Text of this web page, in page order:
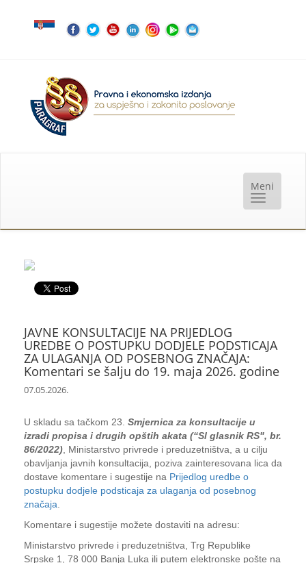
JAVNE KONSULTACIJE NA PRIJEDLOG
UREDBE O POSTUPKU DODJELE PODSTICAJA
ZA ULAGANJA OD POSEBNOG ZNAČAJA:
Komentari se šalju do 19. maja 2026. godine
07.05.2026.
U skladu sa tačkom 23. Smjernica za konsultacije u
izradi propisa i drugih opštih akata (“Sl glasnik RS", br.
86/2022) , Ministarstvo privrede i preduzetništva, a u cilju
obavljanja javnih konsultacija, poziva zainteresovana lica da
dostave komentare i sugestije na Prijedlog uredbe o
postupku dodjele podsticaja za ulaganja od posebnog
značaja
Komentare i sugestije možete dostaviti na adresu:
Ministarstvo privrede i preduzetništva, Trg Republike
Srpske 1, 78 000 Banja Luka ili putem elektronske pošte na